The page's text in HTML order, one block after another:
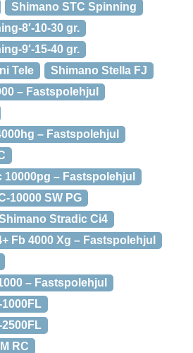
Shimano STC Spinning
8′-10-30 gr.
9′-15-40 gr.
Tele
Shimano Stella FJ
– Fastspolehjul
– Fastspolehjul
– Fastspolehjul
10000 SW PG
Stradic Ci4
Fb 4000 Xg – Fastspolehjul
– Fastspolehjul
RC